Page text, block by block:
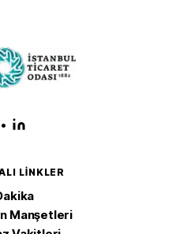
•
LINKLER
Manşetleri